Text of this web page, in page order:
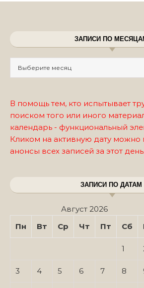
ЗАПИСИ ПО
В помощь тем, кто испытывает
поиском того или иного
календарь - функциональный
Кликом на активную дату можно
анонсы всех записей за этот день.
ЗАПИСИ ПО ДАТАМ
Август 2026
Пн
Вт Ср Чт Пт Сб
1
3 4 5 6 7 8